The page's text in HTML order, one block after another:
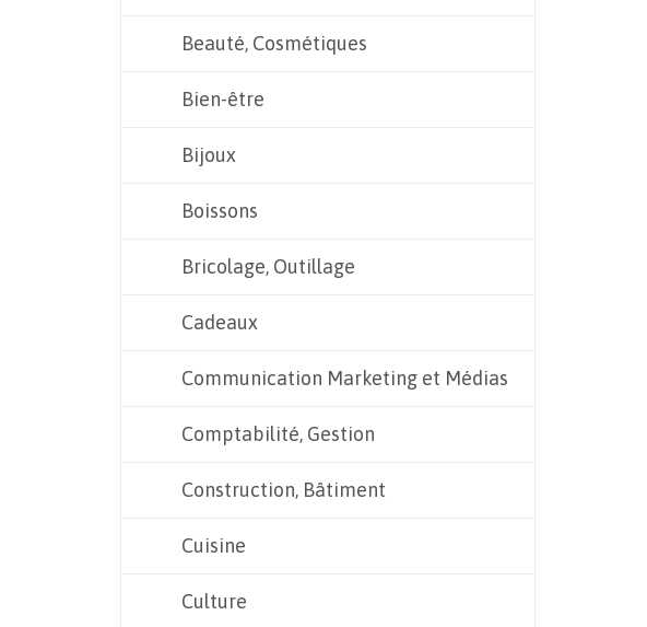
Beauté, Cosmétiques
Bien-être
Bijoux
Boissons
Bricolage, Outillage
Cadeaux
Communication Marketing et Médias
Comptabilité, Gestion
Construction, Bâtiment
Cuisine
Culture